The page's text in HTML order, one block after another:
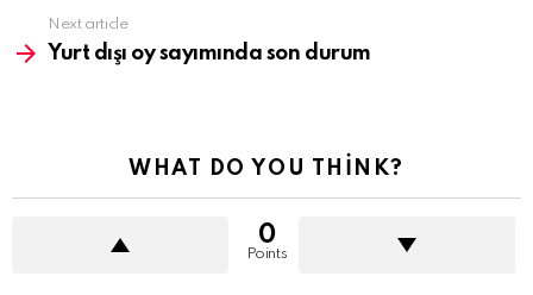
Next article
Yurt dışı oy sayımında son durum
WHAT DO YOU THINK?
0
Points